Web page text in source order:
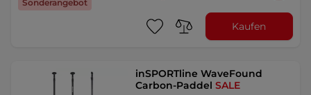
Sonderangebot
Kaufen
inSPORTline WaveFound
Carbon-PaddelSALE